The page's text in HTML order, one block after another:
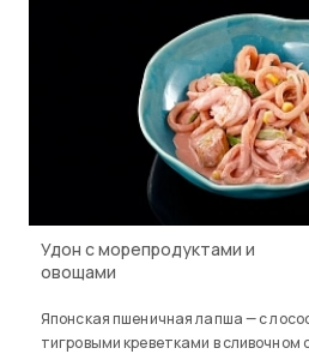
Удон с морепродуктами и
овощами
Японская пшеничная лапша — с
тигровыми креветками в сливочном